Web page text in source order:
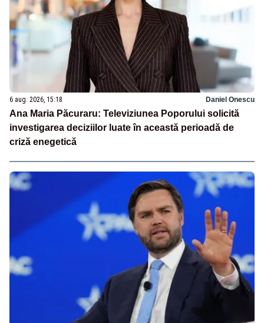
6 aug. 2026, 15:18 Daniel Onescu
Ana Maria Păcuraru: Televiziunea Poporului solicită
investigarea deciziilor luate în această perioadă de
criză enegetică